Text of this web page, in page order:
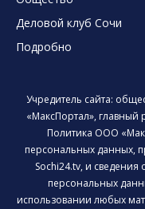
Деловой клуб Сочи
Подробно
Учредитель сайта:
«МаксПортал»,
Политика ООО
персональных данных,
Sochi24.tv, и
персональных
использовании любых